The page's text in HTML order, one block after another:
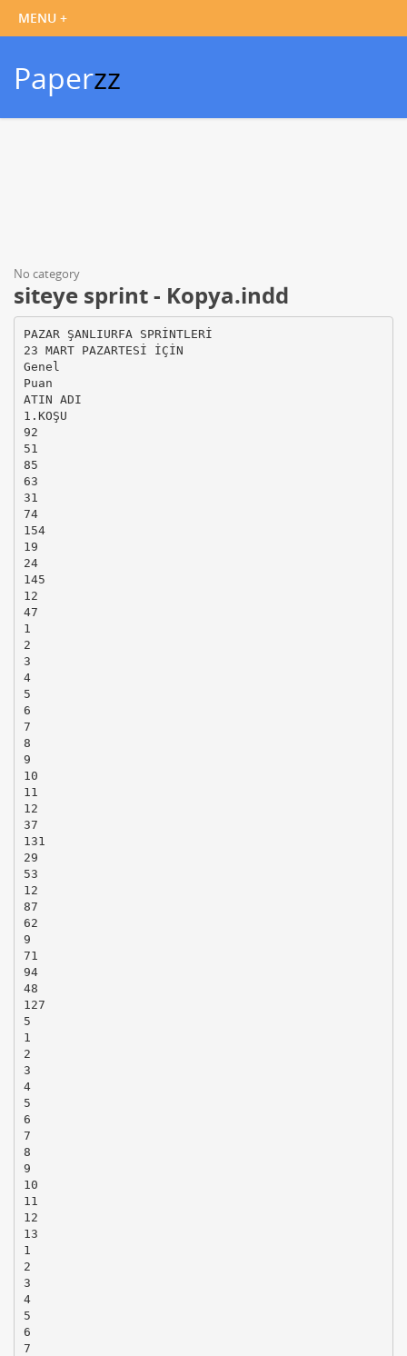
Paperzz
No category
siteye sprint - Kopya.indd
PAZAR ŞANLIURFA SPRİNTLERİ
23 MART PAZARTESİ İÇİN
Genel
Puan
ATIN ADI
1.KOŞU
92
51
85
63
31
74
154
19
24
145
12
47
1
2
3
4
5
6
7
8
9
10
11
12
37
131
29
53
12
87
62
9
71
94
48
127
5
1
2
3
4
5
6
7
8
9
10
11
12
13
1
2
3
4
5
6
7